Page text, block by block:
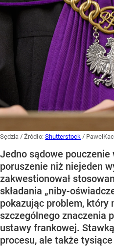
Sędzia / Źródło: Shutterstock /
Jedno sądowe pouczenie
poruszenie niż niejeden
zakwestionował
składania „niby-
pokazując problem, który
szczególnego znaczenia
ustawy frankowej.
procesu, ale także